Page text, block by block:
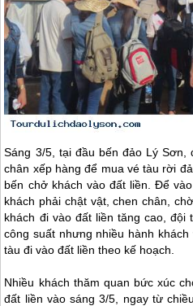
Sáng 3/5, tại đầu bến đảo Lý Sơn
chân xếp hàng để mua vé tàu rời
bến chở khách vào đất liền. Để
khách phải chật vật, chen chân,
khách đi vào đất liền tăng cao, đội
công suất nhưng nhiều hành
tàu đi vào đất liền theo kế hoạch.
Nhiều khách thăm quan bức xúc
đất liền vào sáng 3/5, ngay từ